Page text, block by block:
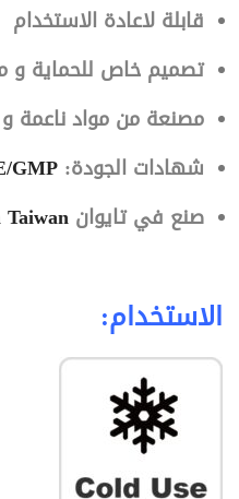
قابلة لاعادة الاستخدام
تصميم خاص للحماية و
مصنعة من مواد ناعمة و
شهادات الجودة:
صنع في تايوان
الاستخدام: